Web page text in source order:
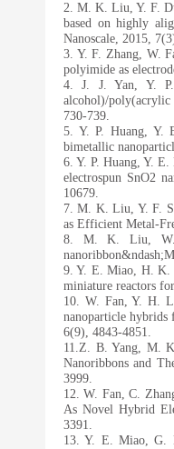
2. M. K. Liu, Y. F.
based on highly
Nanoscale, 2015,
3. Y. F. Zhang, W.
polyimide as
4. J. J. Yan, Y.
alcohol)/
730-739.
5. Y. P. Huang, Y.
bimetallic
6. Y. P. Huang, Y.
electrospun SnO2
10679.
7. M. K. Liu, Y. F.
as Efficient Metal-
8. M. K. Liu, W.
9. Y. E. Miao, H. K.
miniature reactors
10. W. Fan, Y. H.
nanoparticle hybrids
6(9), 4843-4851.
11.Z. B. Yang, M.
Nanoribbons and
3999.
12. W. Fan, C.
As Novel Hybrid
3391.
13. Y. E. Miao, G.